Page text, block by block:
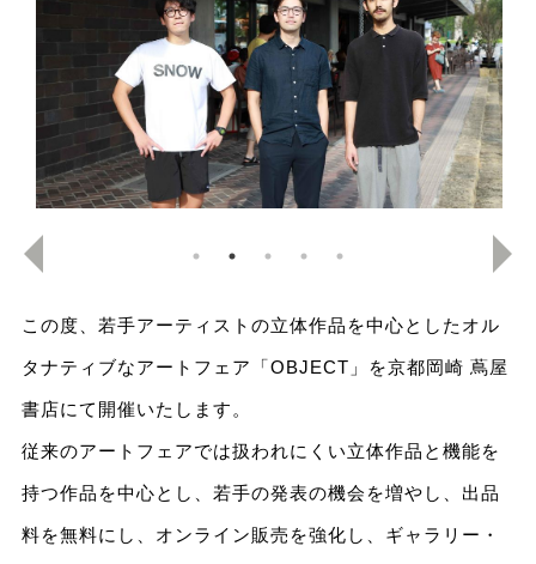
この度、若手アーティストの立体作品を中心としたオル
タナティブなアートフェア「OBJECT」を京都岡崎 蔦屋
書店にて開催いたします。
従来のアートフェアでは扱われにくい立体作品と機能を
持つ作品を中心とし、若手の発表の機会を増やし、出品
料を無料にし、オンライン販売を強化し、ギャラリー・